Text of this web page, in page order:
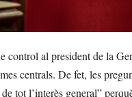
control al president de la
centrals. De fet, les
tot l’interès general”